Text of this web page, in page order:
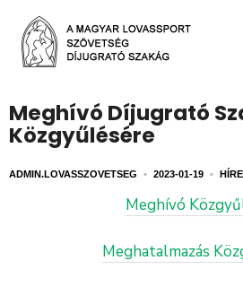
Meghívó Díjugrató
Közgyűlésére
ADMIN.LOVASSZOVETSEG • 2023-01-19 •
Meghívó
Meghatalmazás